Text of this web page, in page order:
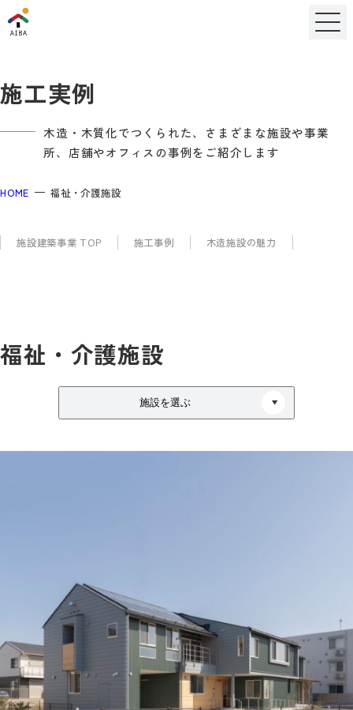
施工実例
木造・木質化でつくられた、さまざまな施設や事業
所、店舗やオフィスの事例をご紹介します
HOME 福祉・介護施設
施設建築事業 TOP 施工事例 木造施設の魅力
福祉・介護施設
施設を選ぶ